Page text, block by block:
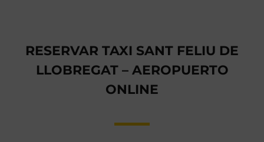
RESERVAR TAXI SANT FELIU DE
LLOBREGAT – AEROPUERTO
ONLINE